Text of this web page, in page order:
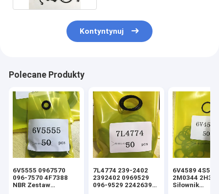
Kontyntynuj
Polecane Produkty
6V5555 0967570
096-7570 4F7388
NBR Zestaw
7L4774 239-2402
2392402 0969529
096-9529 2242639
6V4589
2M0344
Siłownik